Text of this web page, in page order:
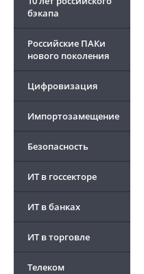
бэкапа
Российские ПАКи
нового поколения
Цифровизация
Импортозамещение
Безопасность
ИТ в госсекторе
ИТ в банках
ИТ в торговле
Телеком